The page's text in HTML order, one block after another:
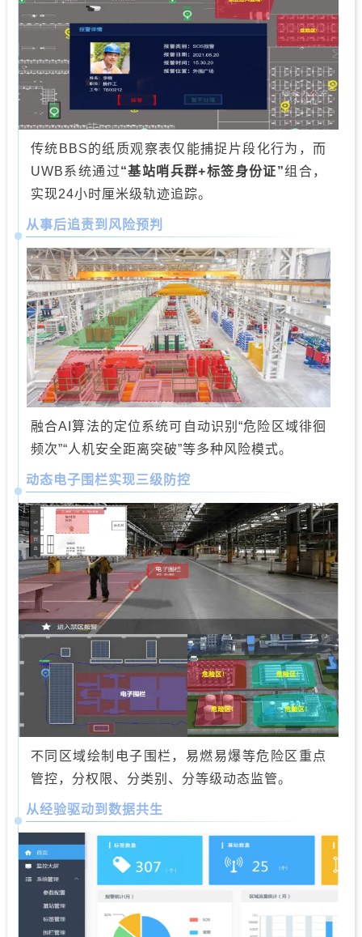
传统BBS的纸质观察表仅能捕捉片段化行为，而
UWB系统通过“基站哨兵群+标签身份证”组合，
实现24小时厘米级轨迹追踪。
从事后追责到风险预判
融合AI算法的定位系统可自动识别“危险区域徘徊
频次”“人机安全距离突破”等多种风险模式。
动态电子围栏实现三级防控
不同区域绘制电子围栏，易燃易爆等危险区重点
管控，分权限、分类别、分等级动态监管。
从经验驱动到数据共生